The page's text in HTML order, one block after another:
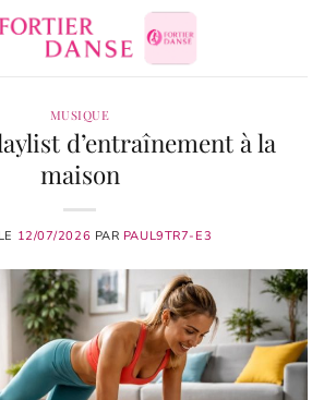
MUSIQUE
d’entraînement à la
maison
12/07/2026 PAR PAUL9TR7-E3